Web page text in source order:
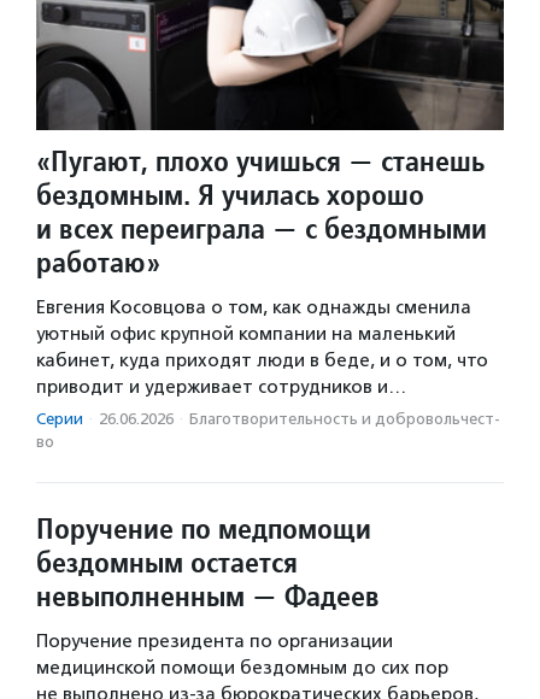
«Пугают, плохо учишься — станешь
бездомным. Я училась хорошо
и всех переиграла — с бездомными
работаю»
Евгения Косовцова о том, как однажды сменила
уютный офис крупной компании на маленький
кабинет, куда приходят люди в беде, и о том, что
приводит и удерживает сотрудников и…
Серии · 26.06.2026 · Благотвори­тель­ность и доброволь­чест­
во
Поручение по медпомощи
бездомным остается
невыполненным — Фадеев
Поручение президента по организации
медицинской помощи бездомным до сих пор
не выполнено из-за бюрократических барьеров,